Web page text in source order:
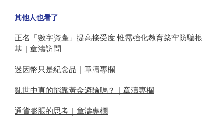
其他人也看了
正名「數字資產」提高接受度 惟需強化教育築牢防騙根
基｜章濤訪問
迷因幣只是紀念品｜章濤專欄
亂世中真的能靠黃金避險嗎？｜章濤專欄
通貨膨脹的思考｜章濤專欄